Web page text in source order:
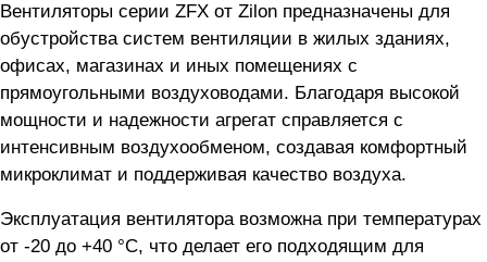
Вентиляторы серии ZFX от Zilon предназначены для
обустройства систем вентиляции в жилых зданиях,
офисах, магазинах и иных помещениях с
прямоугольными воздуховодами. Благодаря высокой
мощности и надежности агрегат справляется с
интенсивным воздухообменом, создавая комфортный
микроклимат и поддерживая качество воздуха.
Эксплуатация вентилятора возможна при температурах
от -20 до +40 °C, что делает его подходящим для